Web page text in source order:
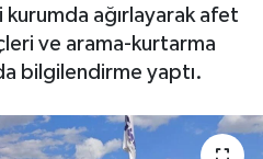
ağırlayarak afet
ve arama-kurtarma
bilgilendirme yaptı.